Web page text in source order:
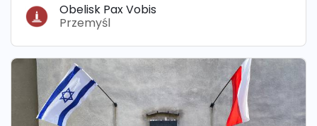
Obelisk Pax Vobis
Przemyśl